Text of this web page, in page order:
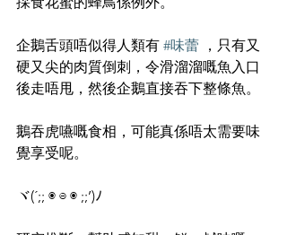
企鵝舌頭唔似得人類有 #味蕾 ，只有又
硬又尖的肉質倒刺，令滑溜溜嘅魚入口
後走唔甩，然後企鵝直接吞下整條魚。
鵝吞虎嚥嘅食相，可能真係唔太需要味
覺享受呢。
ヾ(´;; ◉ ⊖ ◉ ;;’)ﾉ